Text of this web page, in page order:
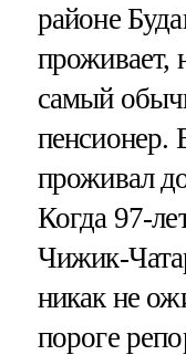
районе
проживает,
самый
пенсионер.
проживал
Когда 97-
Чижик-
никак не
пороге